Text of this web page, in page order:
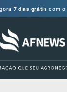
7 dias grátis com o